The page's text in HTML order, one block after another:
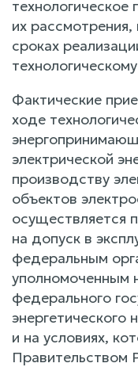
технологическое
их
сроках
Фактические
ходе
электрической
производству
объектов
осуществляется
на допуск в
федеральным
уполномоченным
федерального
энергетического
и на условиях,
Правительством